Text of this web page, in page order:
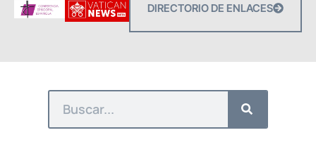
DIRECTORIO DE ENLACES